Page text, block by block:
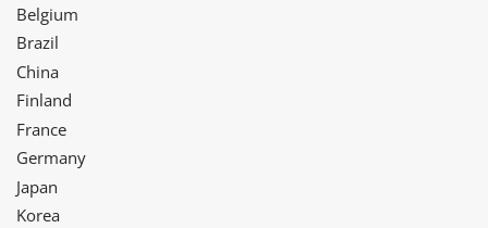
Belgium
Brazil
China
Finland
France
Germany
Japan
Korea